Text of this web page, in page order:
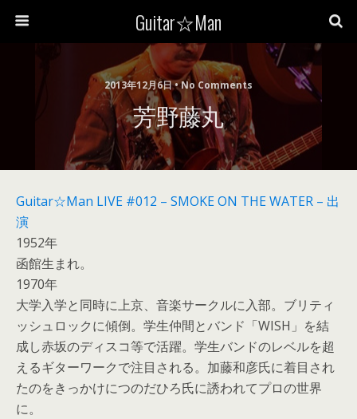
Guitar☆Man
2013年12月6日 • No Comments
芳野藤丸
Guitar☆Man LIVE #012 – SMOKE ON THE WATER – 出
演
1952年
函館生まれ。
1970年
大学入学と同時に上京、音楽サークルに入部。ブリティ
ッシュロックに傾倒。学生仲間とバンド「WISH」を結
成し赤坂のディスコ等で活躍。学生バンドのレベルを超
えるギターワークで注目される。加藤和彦氏に着目され
たのをきっかけにつのだひろ氏に誘われてプロの世界
に。